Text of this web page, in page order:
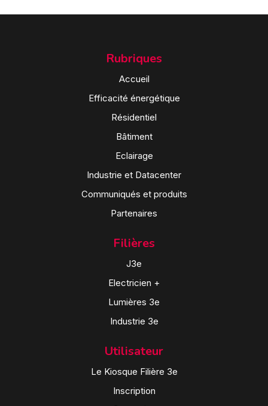
Rubriques
Accueil
Efficacité énergétique
Résidentiel
Bâtiment
Eclairage
Industrie et Datacenter
Communiqués et produits
Partenaires
Filières
J3e
Electricien +
Lumières 3e
Industrie 3e
Utilisateur
Le Kiosque Filière 3e
Inscription